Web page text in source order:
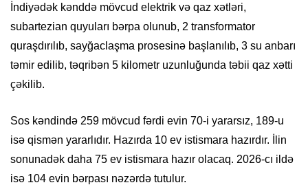
İndiyədək kənddə mövcud elektrik və qaz xətləri,
subartezian quyuları bərpa olunub, 2 transformator
quraşdırılıb, sayğaclaşma prosesinə başlanılıb, 3 su anbarı
təmir edilib, təqribən 5 kilometr uzunluğunda təbii qaz xətti
çəkilib.
Sos kəndində 259 mövcud fərdi evin 70-i yararsız, 189-u
isə qismən yararlıdır. Hazırda 10 ev istismara hazırdır. İlin
sonunadək daha 75 ev istismara hazır olacaq. 2026-cı ildə
isə 104 evin bərpası nəzərdə tutulur.